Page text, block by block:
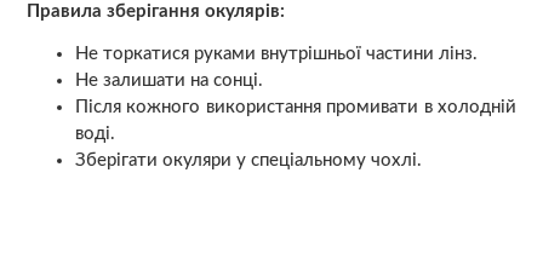
Правила зберігання окулярів:
Не торкатися руками внутрішньої частини лінз.
Не залишати на сонці.
Після кожного використання промивати в холодній
воді.
Зберігати окуляри у спеціальному чохлі.